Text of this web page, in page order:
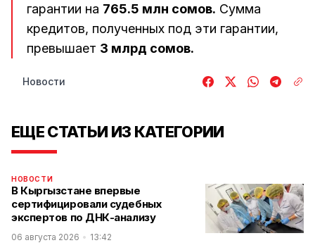
гарантии на 765.5 млн сомов. Сумма
кредитов, полученных под эти гарантии,
превышает 3 млрд сомов.
Новости
ЕЩЕ СТАТЬИ ИЗ КАТЕГОРИИ
НОВОСТИ
В Кыргызстане впервые
сертифицировали судебных
экспертов по ДНК-анализу
06 августа 2026 13:42